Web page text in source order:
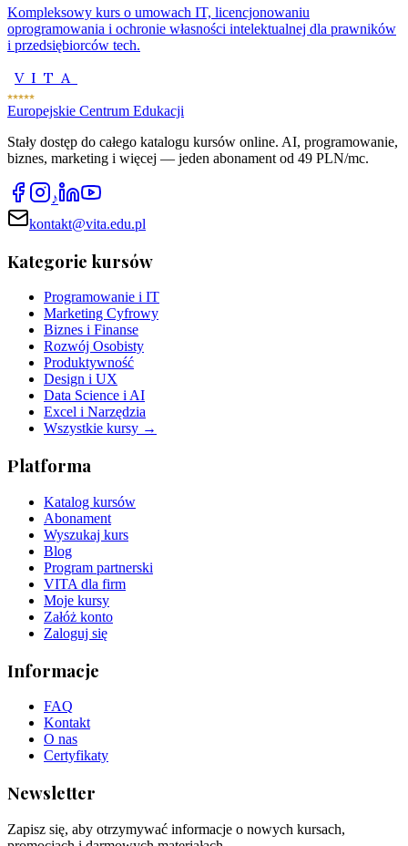
Kompleksowy kurs o umowach IT, licencjonowaniu
oprogramowania i ochronie własności intelektualnej dla prawników
i przedsiębiorców tech.
VITA
Europejskie Centrum Edukacji
Stały dostęp do całego katalogu kursów online. AI, programowanie,
biznes, marketing i więcej — jeden abonament od 49 PLN/mc.
♪
kontakt@vita.edu.pl
Kategorie kursów
Programowanie i IT
Marketing Cyfrowy
Biznes i Finanse
Rozwój Osobisty
Produktywność
Design i UX
Data Science i AI
Excel i Narzędzia
Wszystkie kursy →
Platforma
Katalog kursów
Abonament
Wyszukaj kurs
Blog
Program partnerski
VITA dla firm
Moje kursy
Załóż konto
Zaloguj się
Informacje
FAQ
Kontakt
O nas
Certyfikaty
Newsletter
Zapisz się, aby otrzymywać informacje o nowych kursach,